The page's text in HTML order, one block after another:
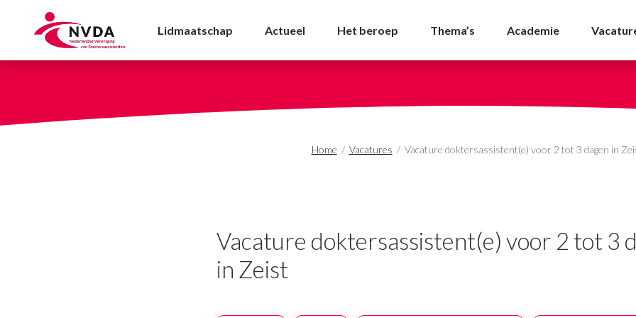
Vacature doktersassistent(e) voor 2 tot 3
Lidmaatschap Actueel Het beroep Thema’s Academie
Home / Vacatures / Vacature doktersassistent(e) voor 2 tot 3 dagen in
Vacature doktersassistent(e) voor 2 tot 3
in Zeist